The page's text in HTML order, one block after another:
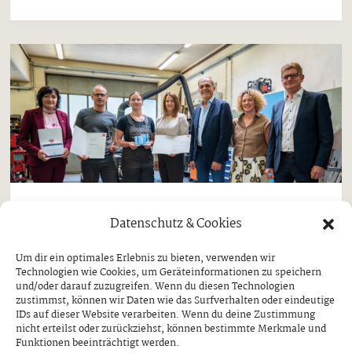
Datenschutz & Cookies
Um dir ein optimales Erlebnis zu bieten, verwenden wir
Technologien wie Cookies, um Geräteinformationen zu speichern
und/oder darauf zuzugreifen. Wenn du diesen Technologien
zustimmst, können wir Daten wie das Surfverhalten oder eindeutige
IDs auf dieser Website verarbeiten. Wenn du deine Zustimmung
nicht erteilst oder zurückziehst, können bestimmte Merkmale und
Funktionen beeinträchtigt werden.
„Lehrling des Monats“ kommt aus
Ginzling
MAGDALENA KERN ERHIELT
AUSZEICHNUNG DURCH ARBEITS- UND
JUGENDLANDESRÄTIN ASTRID MAIR